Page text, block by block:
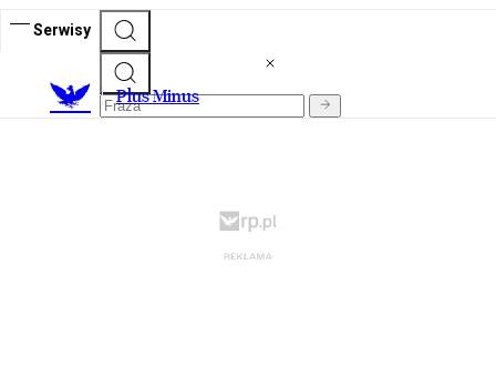
Serwisy
Plus Minus